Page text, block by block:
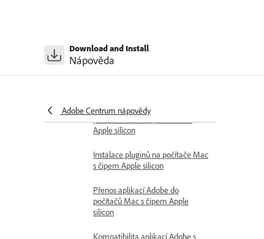
Download and Install
Nápověda
Adobe Centrum nápovědy
Creative Cloud
Kompatibilita aplikací Adobe na
počítačích Mac s procesorem
Apple silicon
Instalace pluginů na počítače Mac
s čipem Apple silicon
Přenos aplikací Adobe do
počítačů Mac s čipem Apple
silicon
Kompatibilita aplikací Adobe s